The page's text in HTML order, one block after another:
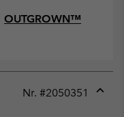
OUTGROWN™
Nr. #2050351